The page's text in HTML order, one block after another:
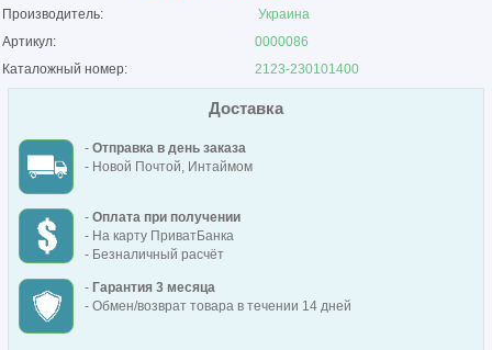
Производитель:
Украина
Артикул:
0000086
Каталожный номер:
2123-230101400
Доставка
- Отправка в день заказа
- Новой Почтой, Интаймом
- Оплата при получении
- На карту ПриватБанка
- Безналичный расчёт
- Гарантия 3 месяца
- Обмен/возврат товара в течении 14 дней